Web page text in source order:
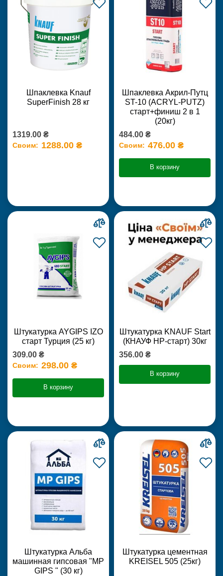
Шпаклевка Knauf
SuperFinish 28 кг
1319.00 ₴
Своим: 1288.00 ₴
Шпаклевка Акрил-Путц
ST-10 (ACRYL-PUTZ)
старт+финиш 2 в 1
(20кг)
484.00 ₴
Своим: 476.00 ₴
В корзину
Штукатурка AYGIPS IZO
старт Турция (25 кг)
309.00 ₴
Своим: 298.00 ₴
В корзину
Штукатурка KNAUF Start
(КНАУФ НР-старт) 30кг
356.00 ₴
В корзину
Штукатурка Альба
машинная гипсовая "MP
GIPS " (30 кг)
Штукатурка цементная
KREISEL 505 (25кг)